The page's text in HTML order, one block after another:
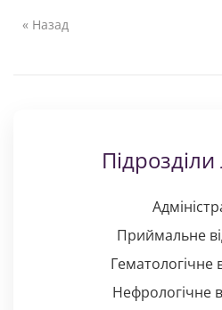
« Назад
Підрозділи
Приймальне
Гематологічне
Нефрологічне